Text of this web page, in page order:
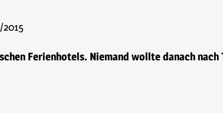
Ferienhotels. Niemand wollte danach